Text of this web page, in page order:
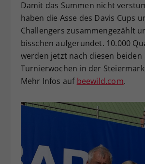
Damit das Summen nicht
haben die Asse des Davis Cups
Challengers zusammengezählt
bisschen aufgerundet. 10.000
werden jetzt nach diesen beiden
Turnierwochen in der
Mehr Infos auf beewild.com.